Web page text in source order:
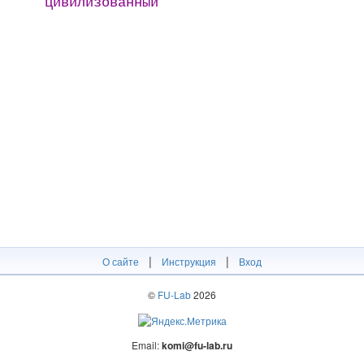
О сайте | Инструкция | Вход
© FU-Lab2026
Email:komi@fu-lab.ru